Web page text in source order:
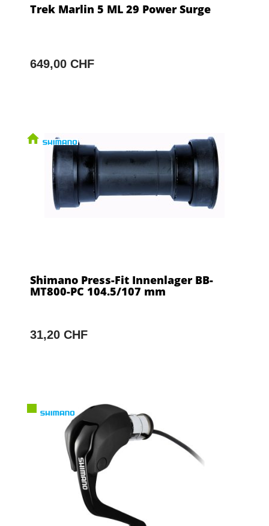
Trek Marlin 5 ML 29 Power Surge
649,00 CHF
Shimano Press-Fit Innenlager BB-
MT800-PC 104.5/107 mm
31,20 CHF